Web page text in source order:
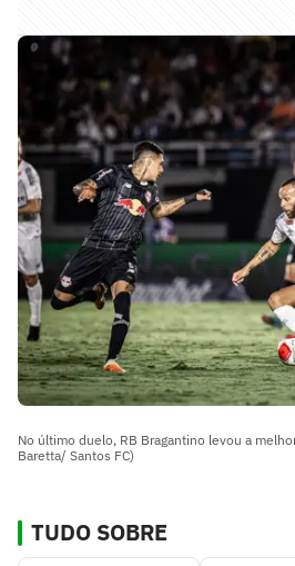
No último duelo, RB Bragantino levou a
Baretta/ Santos FC)
TUDO SOBRE